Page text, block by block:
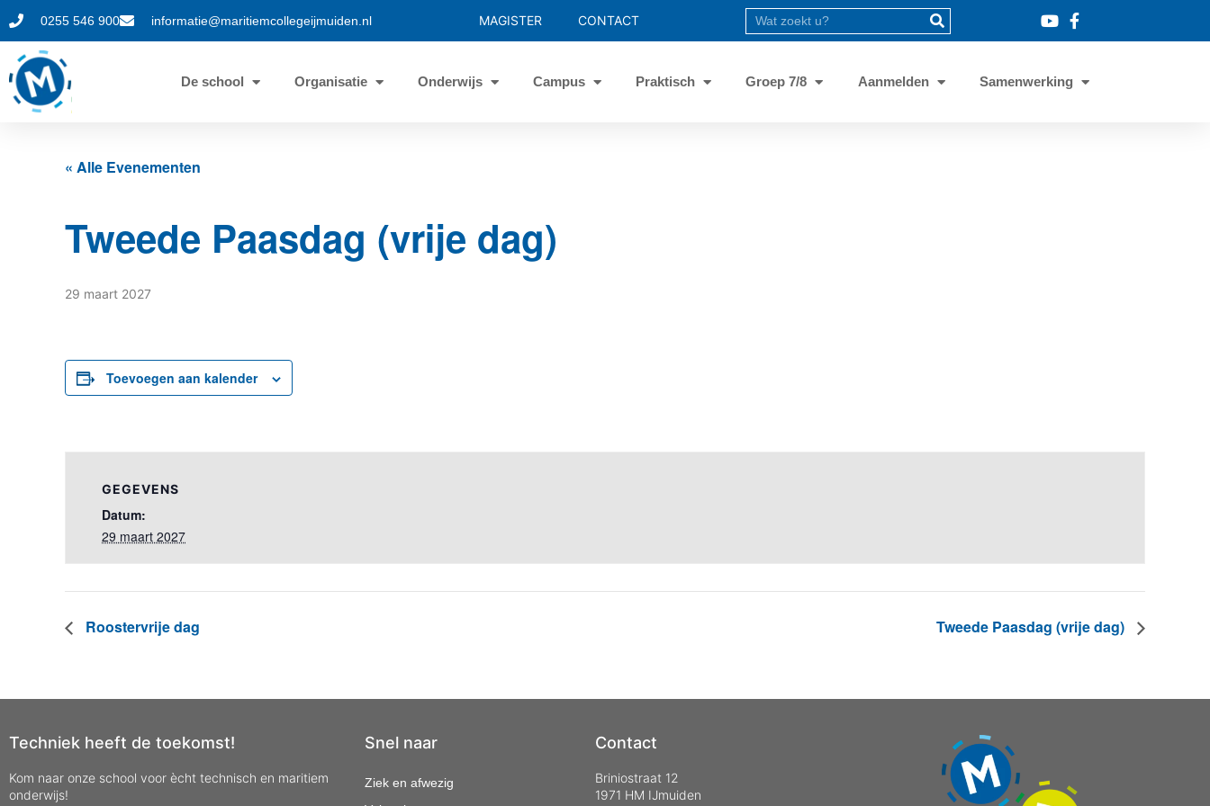
0255 546 900 informatie@maritiemcollegeijmuiden.nl MAGISTER CONTACT
De school Organisatie Onderwijs Campus Praktisch Groep 7/8 Aanmelden Samenwerking
« Alle Evenementen
Tweede Paasdag (vrije dag)
29 maart 2027
Toevoegen aan kalender
GEGEVENS
Datum:
29 maart 2027
Roostervrije dag Tweede Paasdag (vrije dag)
Techniek heeft de toekomst!
Kom naar onze school voor ècht technisch en maritiem
onderwijs!
Snel naar
Ziek en afwezig
Contact
Briniostraat 12
1971 HM IJmuiden